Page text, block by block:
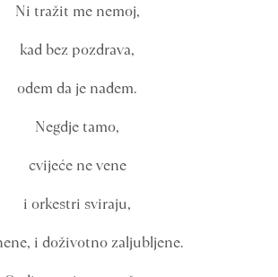
Ni tražit me nemoj,
kad bez pozdrava,
odem da je nađem.
Negdje tamo,
cvijeće ne vene
i orkestri sviraju,
i doživotno zaljubljene.